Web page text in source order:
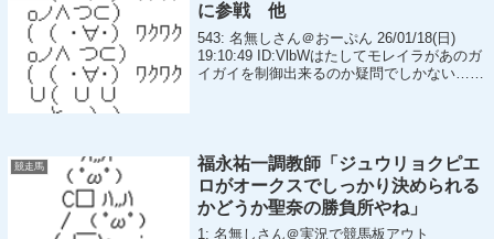
に参戦 他
543: 名無しさん＠おーぷん 26/01/18(日)
19:10:49 ID:VlbWはたしてモレイラがあのガ
イガイを制御出来るのか疑問でしかない…
競走馬
福永祐一調教師「ジュウリョクピエ
ロがオークスでしっかり決められる
かどうか聖奈の勝負所やね」
1: 名無しさん＠実況で競馬板アウト